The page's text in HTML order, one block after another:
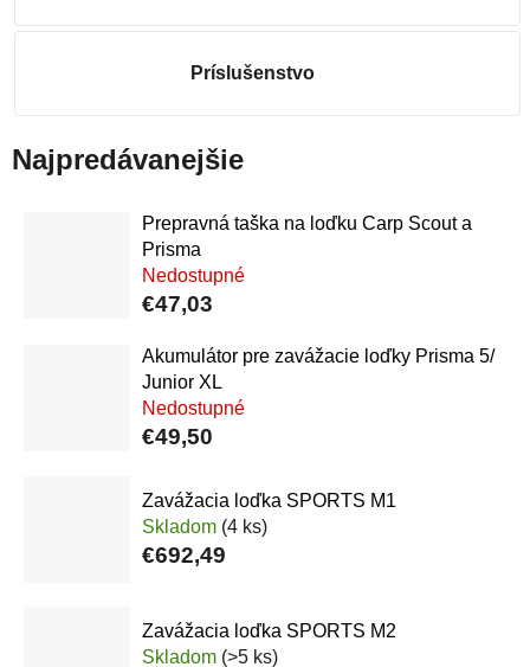
Príslušenstvo
Najpredávanejšie
Prepravná taška na loďku Carp Scout a
Prisma
Nedostupné
€47,03
Akumulátor pre zavážacie loďky Prisma 5/
Junior XL
Nedostupné
€49,50
Zavážacia loďka SPORTS M1
Skladom (4 ks)
€692,49
Zavážacia loďka SPORTS M2
Skladom (>5 ks)